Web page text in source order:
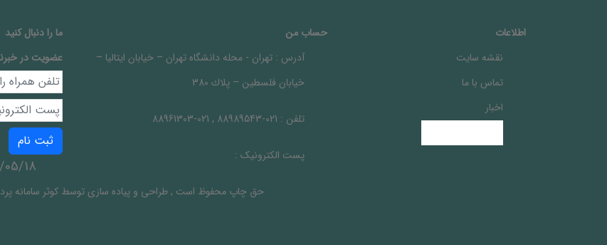
اطلاعات
نقشه سایت
تماس با ما
اخبار
حساب من
آدرس : تهران - محله دانشگاه تهران – خيابان ايتاليا –
خيابان فلسطين – پلاك 380
تلفن : 021-88989543 , 021-88961303
پست الکترونیک :
ما را دنبال کنيد
عضویت در
ثبت نام
1405/05/
حق چاپ محفوظ است ,طراحی و پیاده سازی توسطکوثر سامانه